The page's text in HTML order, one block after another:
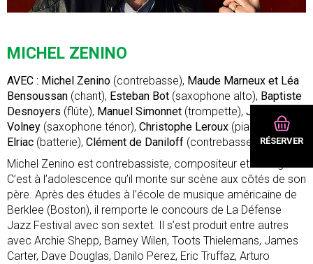
RÉSERVER
MICHEL ZENINO
AVEC : Michel Zenino (contrebasse), Maude Marneux et Léa
Bensoussan (chant), Esteban Bot (saxophone alto), Baptiste
Desnoyers (flûte), Manuel Simonnet (trompette), Jérémy
Volney (saxophone ténor), Christophe Leroux (piano),
Asaël
Elriac (batterie), Clément de Daniloff (contrebasse)
Michel Zenino est contrebassiste, compositeur et arrangeur.
C’est à l’adolescence qu’il monte sur scène aux côtés de son
père. Après des études à l’école de musique américaine de
Berklee (Boston), il remporte le concours de La Défense
Jazz Festival avec son sextet. Il s’est produit entre autres
avec Archie Shepp, Barney Wilen, Toots Thielemans, James
Carter, Dave Douglas, Danilo Perez, Eric Truffaz, Arturo